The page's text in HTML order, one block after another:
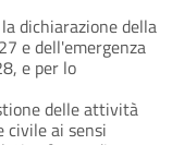
dichiarazione della
e dell'emergenza
e per lo
delle attività
civile ai sensi